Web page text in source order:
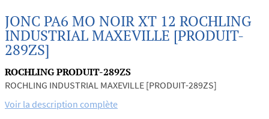
JONC PA6 MO NOIR XT 12 ROCHLING
INDUSTRIAL MAXEVILLE [PRODUIT-
289ZS]
ROCHLING PRODUIT-289ZS
ROCHLING INDUSTRIAL MAXEVILLE [PRODUIT-289ZS]
Voir la description complète